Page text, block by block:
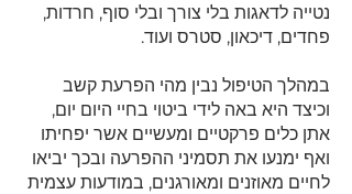
נטייה לדאגות בלי צורך ובלי סוף, חרדות,
פחדים, דיכאון, סטרס ועוד.
במהלך הטיפול נבין מהי הפרעת קשב
וכיצד היא באה לידי ביטוי בחיי היום יום,
אתן כלים פרקטיים ומעשיים אשר יפחיתו
ואף ימנעו את תסמיני ההפרעה ובכך יביאו
לחיים מאוזנים ומאורגנים, במודעות עצמית